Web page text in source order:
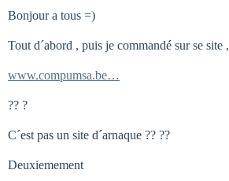
Bonjour a tous =)
Tout d´abord , puis je commandé sur se site ,
www.compumsa.be…
?? ?
C´est pas un site d´arnaque ?? ??
Deuxiemement